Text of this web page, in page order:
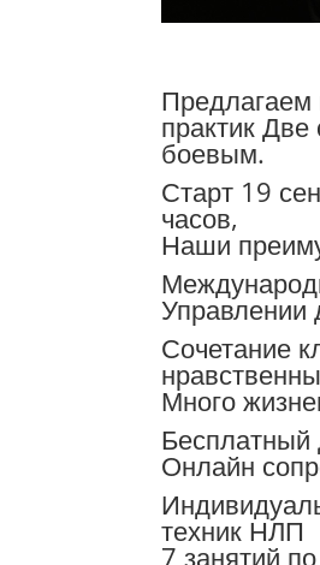
Предлагаем
практик
боевым.
Старт 19
часов,
Наши
Управлении
Сочетание
Много
Бесплатный
Онлайн
техник НЛП
7 занятий